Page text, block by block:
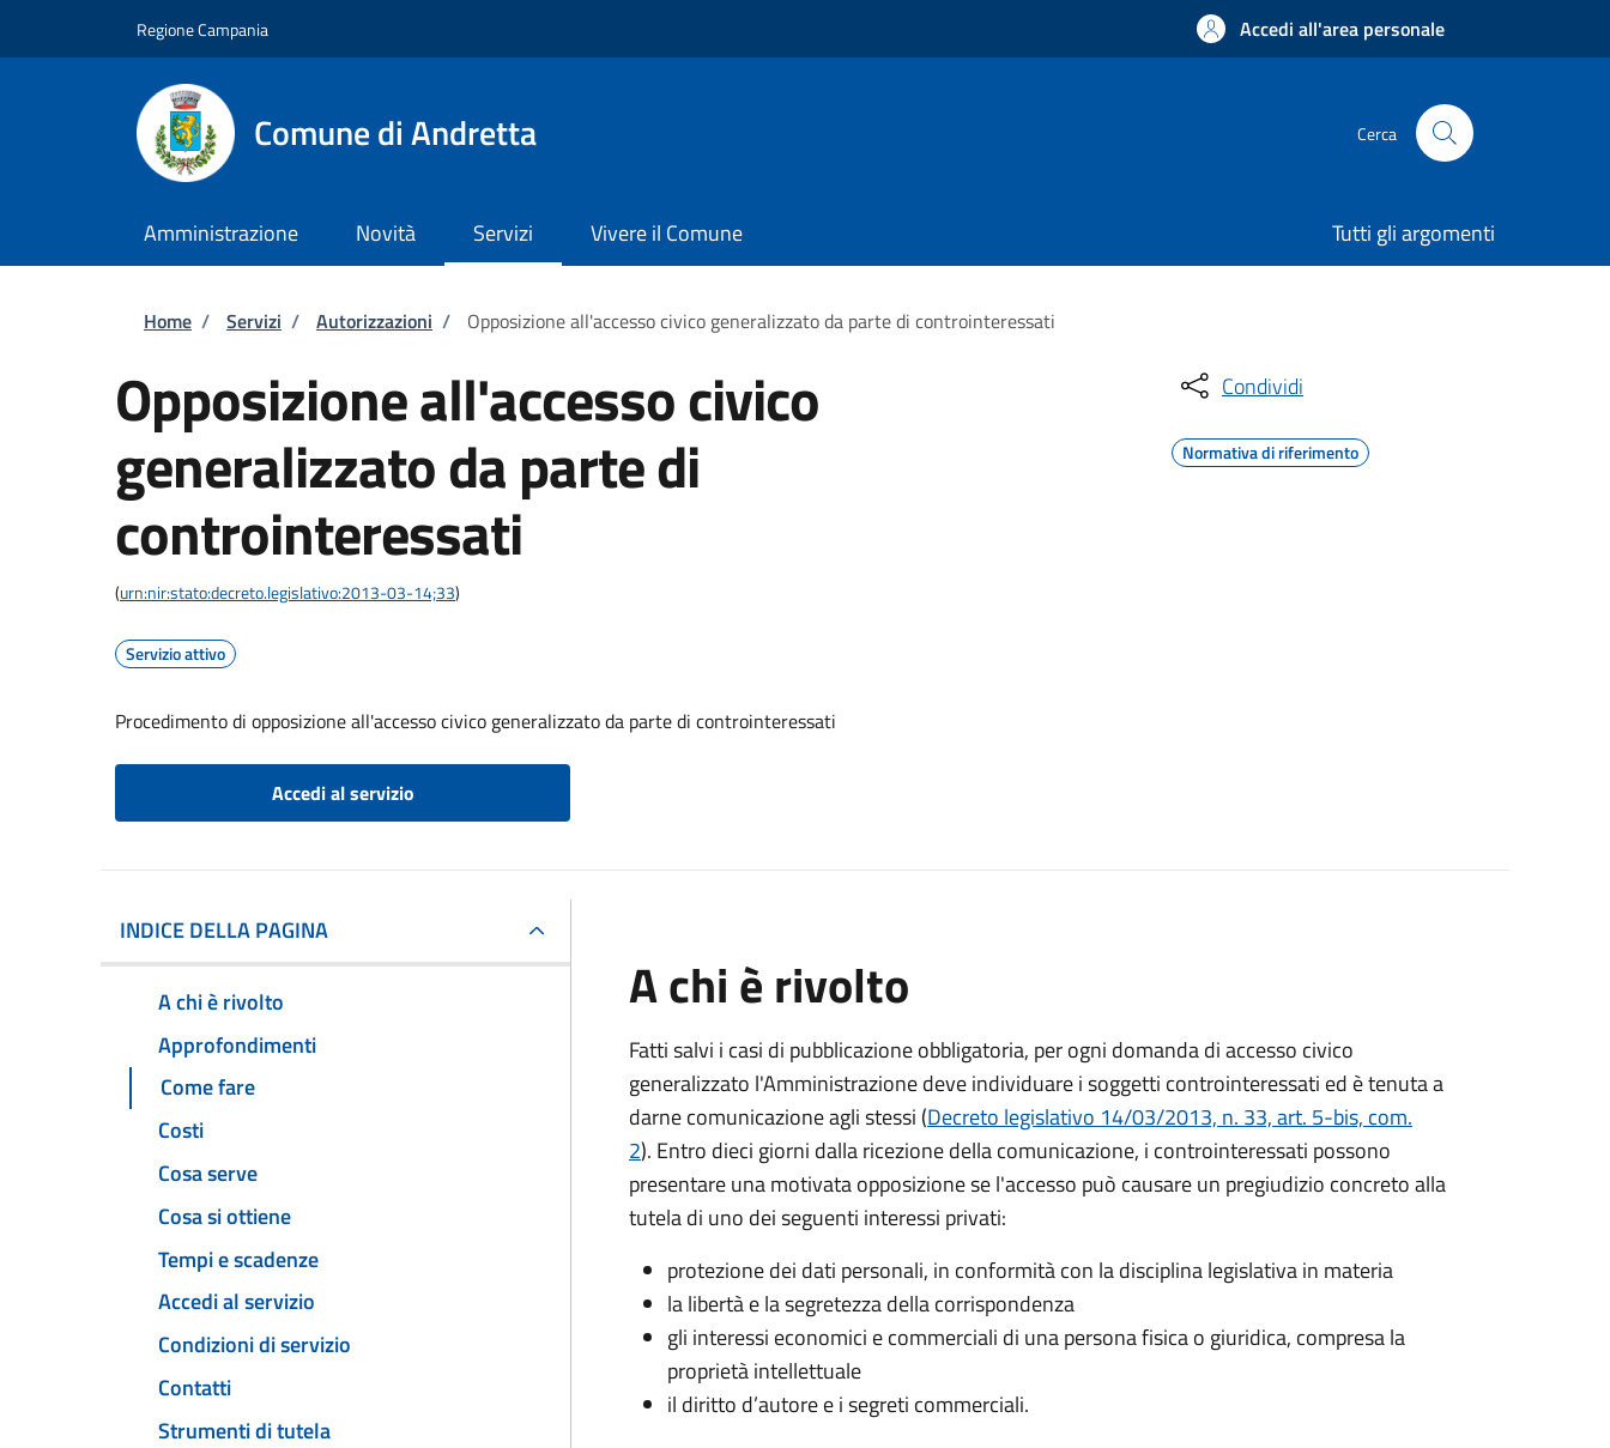
Regione Campania Accedi all'area personale
Comune di Andretta Cerca
Amministrazione Novità Servizi Vivere il Comune Tutti gli argomenti
Briciole di pane
Home / Servizi / Autorizzazioni / Opposizione all'accesso civico generalizzato da parte di controinteressati
Opposizione all'accesso civico
generalizzato da parte di
controinteressati
(urn:nir:stato:decreto.legislativo:2013-03-14;33)
Servizio attivo
Procedimento di opposizione all'accesso civico generalizzato da parte di controinteressati
Accedi al servizio
Condividi
Normativa di riferimento
INDICE DELLA PAGINA
A chi è rivolto
Approfondimenti
Come fare
Costi
Cosa serve
Cosa si ottiene
Tempi e scadenze
Accedi al servizio
Condizioni di servizio
Contatti
Strumenti di tutela
A chi è rivolto
Fatti salvi i casi di pubblicazione obbligatoria, per ogni domanda di accesso civico
generalizzato l'Amministrazione deve individuare i soggetti controinteressati ed è tenuta a
darne comunicazione agli stessi (Decreto legislativo 14/03/2013, n. 33, art. 5-bis, com.
2). Entro dieci giorni dalla ricezione della comunicazione, i controinteressati possono
presentare una motivata opposizione se l'accesso può causare un pregiudizio concreto alla
tutela di uno dei seguenti interessi privati:
protezione dei dati personali, in conformità con la disciplina legislativa in materia
la libertà e la segretezza della corrispondenza
gli interessi economici e commerciali di una persona fisica o giuridica, compresa la
proprietà intellettuale
il diritto d’autore e i segreti commerciali.